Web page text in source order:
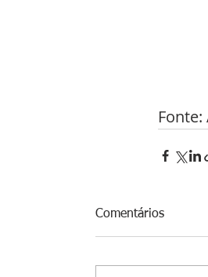
Comentários